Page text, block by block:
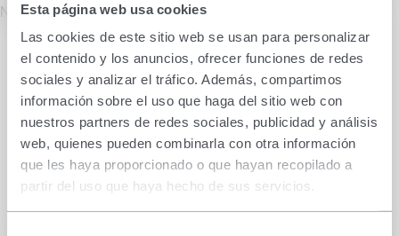
Esta página web usa cookies
Las cookies de este sitio web se usan para personalizar
el contenido y los anuncios, ofrecer funciones de redes
sociales y analizar el tráfico. Además, compartimos
información sobre el uso que haga del sitio web con
nuestros partners de redes sociales, publicidad y análisis
web, quienes pueden combinarla con otra información
que les haya proporcionado o que hayan recopilado a
partir del uso que haya hecho de sus servicios.
No se encontró el producto solicitado.
La información que figura en esta sección está
dirigida exclusivamente a profesionales sanitarios
facultados para prescribir o dispensar
medicamentos, por lo que requiere una formación
especializada para su correcta interpretación. En
caso de no pertenecer a este colectivo, le rogamos
se abstenga de continuar.
Declaro que soy profesional sanitario con
capacidad de prescripción o dispensación en